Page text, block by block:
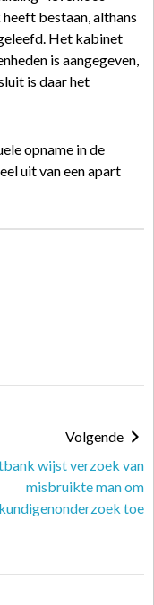
bestaan, althans
Het kabinet
is aangegeven,
is daar het
opname in de
uit van een apart
Volgende
wijst verzoek van
misbruikte man om
toe